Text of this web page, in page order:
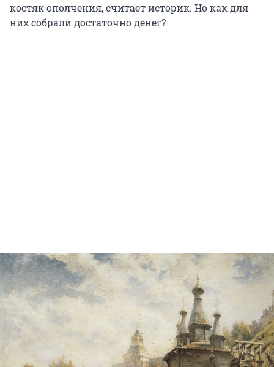
костяк ополчения, считает историк. Но как для
них собрали достаточно денег?